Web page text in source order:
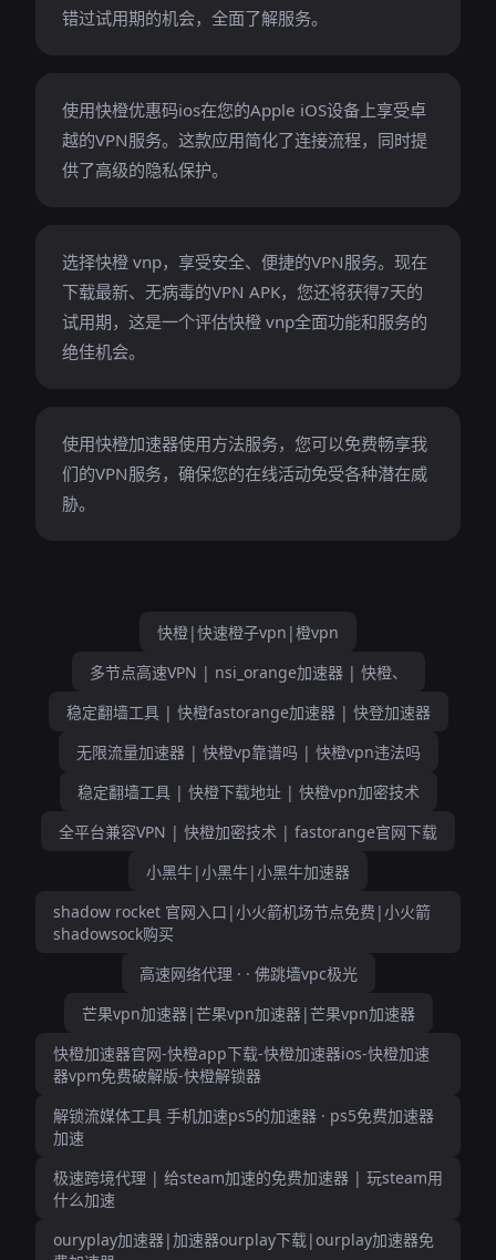
错过试用期的机会，全面了解服务。
使用快橙优惠码ios在您的Apple iOS设备上享受卓
越的VPN服务。这款应用简化了连接流程，同时提
供了高级的隐私保护。
选择快橙 vnp，享受安全、便捷的VPN服务。现在
下载最新、无病毒的VPN APK，您还将获得7天的
试用期，这是一个评估快橙 vnp全面功能和服务的
绝佳机会。
使用快橙加速器使用方法服务，您可以免费畅享我
们的VPN服务，确保您的在线活动免受各种潜在威
胁。
快橙|快速橙子vpn|橙vpn
多节点高速VPN | nsi_orange加速器 | 快橙、
稳定翻墙工具 | 快橙fastorange加速器 | 快登加速器
无限流量加速器 | 快橙vp靠谱吗 | 快橙vpn违法吗
稳定翻墙工具 | 快橙下载地址 | 快橙vpn加密技术
全平台兼容VPN | 快橙加密技术 | fastorange官网下载
小黑牛|小黑牛|小黑牛加速器
shadow rocket 官网入口|小火箭机场节点免费|小火箭
shadowsock购买
高速网络代理 · · 佛跳墙vpc极光
芒果vpn加速器|芒果vpn加速器|芒果vpn加速器
快橙加速器官网-快橙app下载-快橙加速器ios-快橙加速
器vpm免费破解版-快橙解锁器
解锁流媒体工具 手机加速ps5的加速器 · ps5免费加速器
加速
极速跨境代理 | 给steam加速的免费加速器 | 玩steam用
什么加速
ouryplay加速器|加速器ourplay下载|ourplay加速器免